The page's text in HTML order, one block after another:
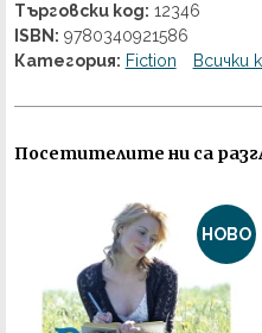
Търговски код: 12346
ISBN: 9780340921586
Категория: Fiction Всички
Посетителите ни са
НОВО